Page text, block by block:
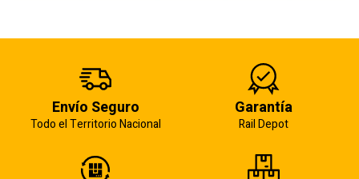
Envío Seguro
Todo el Territorio Nacional
Garantía
Rail Depot